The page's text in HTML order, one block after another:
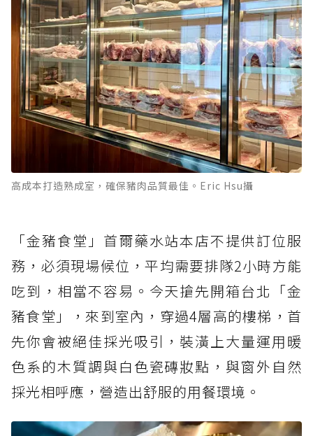
高成本打造熟成室，確保豬肉品質最佳。Eric Hsu攝
「金豬食堂」首爾藥水站本店不提供訂位服
務，必須現場候位，平均需要排隊2小時方能
吃到，相當不容易。今天搶先開箱台北「金
豬食堂」，來到室內，穿過4層高的樓梯，首
先你會被絕佳採光吸引，裝潢上大量運用暖
色系的木質調與白色瓷磚妝點，與窗外自然
採光相呼應，營造出舒服的用餐環境。